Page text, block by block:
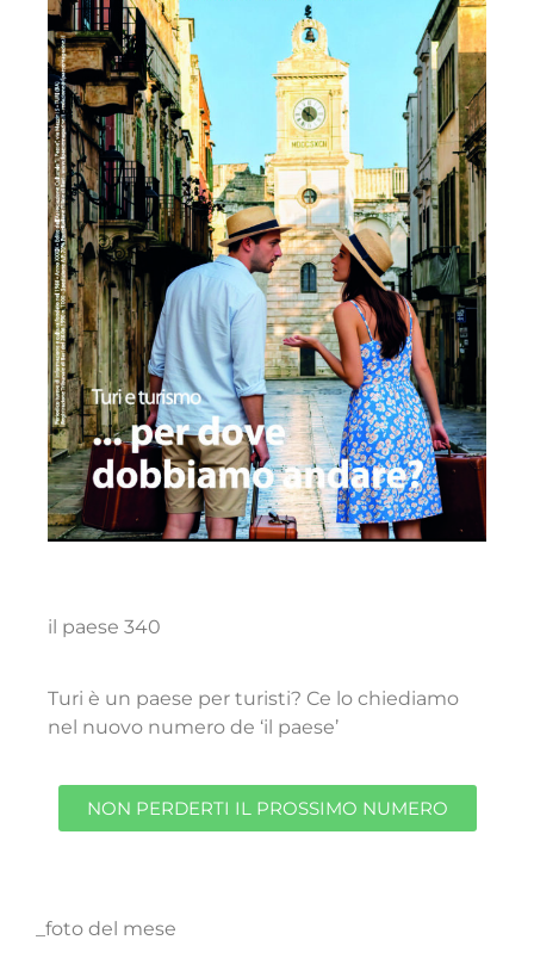
il paese 340
Turi è un paese per turisti? Ce lo chiediamo
nel nuovo numero de ‘il paese’
NON PERDERTI IL PROSSIMO NUMERO
_foto del mese